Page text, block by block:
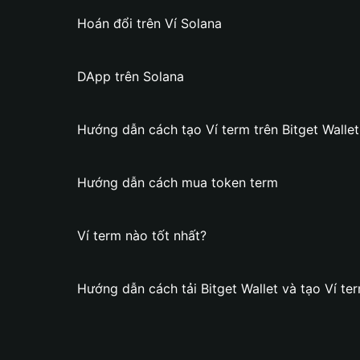
Hoán đổi trên Ví Solana
DApp trên Solana
Hướng dẫn cách tạo Ví term trên Bitget Wallet
Hướng dẫn cách mua token term
Ví term nào tốt nhất?
Hướng dẫn cách tải Bitget Wallet và tạo Ví